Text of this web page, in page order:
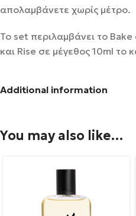
απολαμβάνετε χωρίς μέτρο.
To set περιλαμβάνει το
και Rise σε μέγεθος 10ml το
Additional information
You may also like…